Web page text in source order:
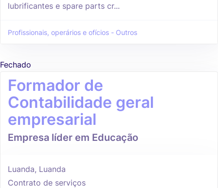
lubrificantes e spare parts cr...
Profissionais, operários e ofícios - Outros
Fechado
Formador de
Contabilidade geral
empresarial
Empresa líder em Educação
Luanda, Luanda
Contrato de serviços